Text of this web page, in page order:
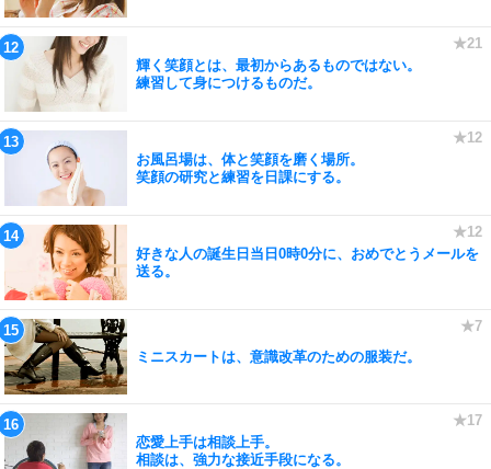
輝く笑顔とは、最初からあるものではない。
練習して身につけるものだ。
お風呂場は、体と笑顔を磨く場所。
笑顔の研究と練習を日課にする。
好きな人の誕生日当日0時0分に、おめでとうメールを
送る。
ミニスカートは、意識改革のための服装だ。
恋愛上手は相談上手。
相談は、強力な接近手段になる。